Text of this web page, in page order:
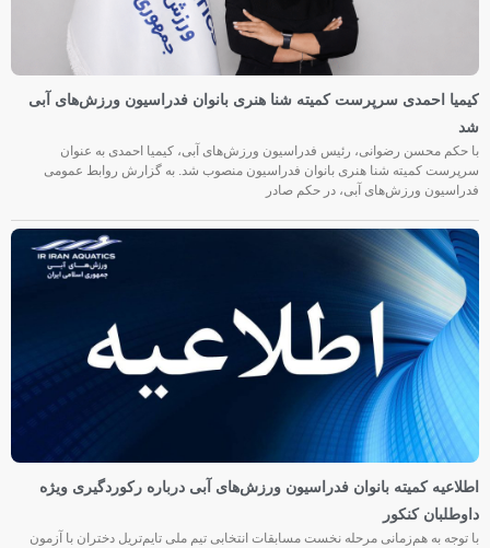
کیمیا احمدی سرپرست کمیته شنا هنری بانوان فدراسیون ورزش‌های آبی
شد
با حکم محسن رضوانی، رئیس فدراسیون ورزش‌های آبی، کیمیا احمدی به عنوان
سرپرست کمیته شنا هنری بانوان فدراسیون منصوب شد. به گزارش روابط عمومی
فدراسیون ورزش‌های آبی، در حکم صادر
اطلاعیه کمیته بانوان فدراسیون ورزش‌های آبی درباره رکوردگیری ویژه
داوطلبان کنکور
با توجه به هم‌زمانی مرحله نخست مسابقات انتخابی تیم ملی تایم‌تریل دختران با آزمون